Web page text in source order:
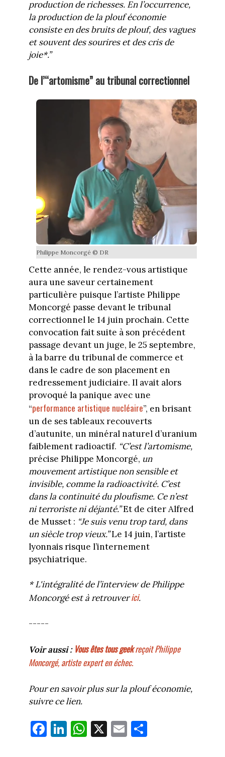
production de richesses. En l’occurrence,
la production de la plouf économie
consiste en des bruits de plouf, des vagues
et souvent des sourires et des cris de
joie*.”
De l’“artomisme” au tribunal correctionnel
Philippe Moncorgé © DR
Cette année, le rendez-vous artistique
aura une saveur certainement
particulière puisque l’artiste Philippe
Moncorgé passe devant le tribunal
correctionnel le 14 juin prochain. Cette
convocation fait suite à son précédent
passage devant un juge, le 25 septembre,
à la barre du tribunal de commerce et
dans le cadre de son placement en
redressement judiciaire. Il avait alors
provoqué la panique avec une
“performance artistique nucléaire”, en brisant
un de ses tableaux recouverts
d’autunite, un minéral naturel d’uranium
faiblement radioactif. “C’est l’artomisme,
précise Philippe Moncorgé, un
mouvement artistique non sensible et
invisible, comme la radioactivité. C’est
dans la continuité du ploufisme. Ce n’est
ni terroriste ni déjanté.”Et de citer Alfred
de Musset : “Je suis venu trop tard, dans
un siècle trop vieux.”Le 14 juin, l’artiste
lyonnais risque l’internement
psychiatrique.
* L'intégralité de l’interview de Philippe
Moncorgé est à retrouverici.
-----
Voir aussi : Vous êtes tous geekreçoit Philippe
Moncorgé, artiste expert en échec.
Pour en savoir plus sur la plouf économie,
suivre ce lien.
Fa
ce
Li
nk
W
ha
X E
m
Pa
rt